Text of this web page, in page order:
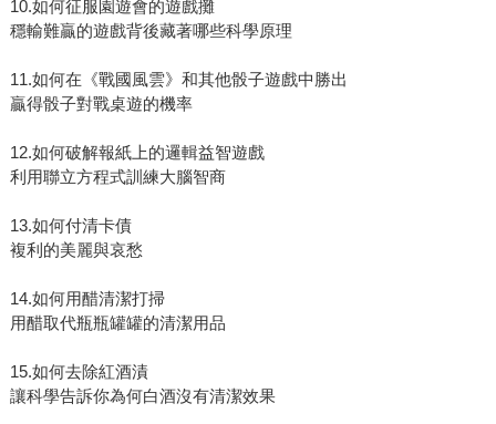
10.如何征服園遊會的遊戲攤
穩輸難贏的遊戲背後藏著哪些科學原理
11.如何在《戰國風雲》和其他骰子遊戲中勝出
贏得骰子對戰桌遊的機率
12.如何破解報紙上的邏輯益智遊戲
利用聯立方程式訓練大腦智商
13.如何付清卡債
複利的美麗與哀愁
14.如何用醋清潔打掃
用醋取代瓶瓶罐罐的清潔用品
15.如何去除紅酒漬
讓科學告訴你為何白酒沒有清潔效果